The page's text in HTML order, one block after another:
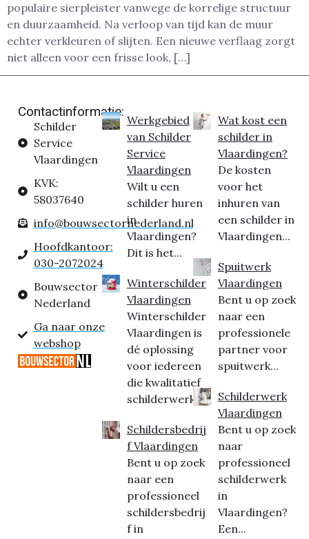
populaire sierpleister vanwege de korrelige structuur
en duurzaamheid. Na verloop van tijd kan de muur
echter verkleuren of slijten. Een nieuwe verflaag zorgt
niet alleen voor een frisse look, […]
Contactinformatie:
Schilder
Service
Vlaardingen
KVK:
58037640
info@bouwsectornederland.nl
Hoofdkantoor:
030-2072024
Bouwsector
Nederland
Ga naar onze
webshop
Werkgebied
van Schilder
Service
Vlaardingen
Wilt u een
schilder huren
in
Vlaardingen?
Dit is het...
Winterschilder
Vlaardingen
Winterschilder
Vlaardingen is
dé oplossing
voor iedereen
die kwalitatief
schilderwerk...
Schildersbedrij
f Vlaardingen
Bent u op zoek
naar een
professioneel
schildersbedrij
f in
Wat kost een
schilder in
Vlaardingen?
De kosten
voor het
inhuren van
een schilder in
Vlaardingen...
Spuitwerk
Vlaardingen
Bent u op zoek
naar een
professionele
partner voor
spuitwerk...
Schilderwerk
Vlaardingen
Bent u op zoek
naar
professioneel
schilderwerk
in
Vlaardingen?
Een...